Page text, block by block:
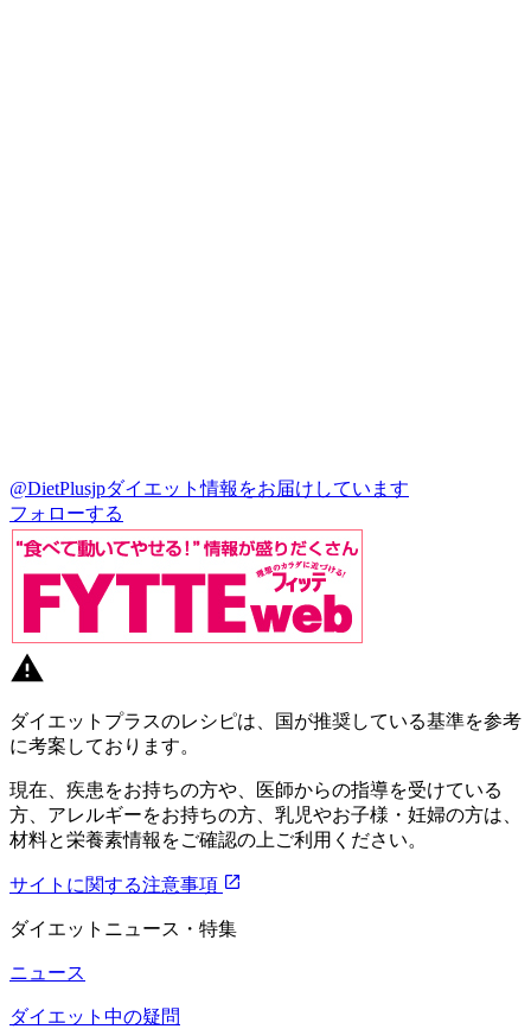
@DietPlusjpダイエット情報をお届けしています
フォローする
ダイエットプラスのレシピは、国が推奨している基準を参考
に考案しております。
現在、疾患をお持ちの方や、医師からの指導を受けている
方、アレルギーをお持ちの方、乳児やお子様・妊婦の方は、
材料と栄養素情報をご確認の上ご利用ください。
サイトに関する注意事項
ダイエットニュース・特集
ニュース
ダイエット中の疑問